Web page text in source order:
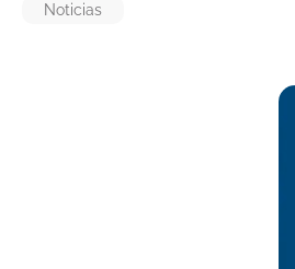
Noticias